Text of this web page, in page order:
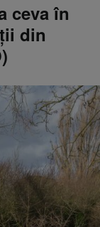
ceva în
din